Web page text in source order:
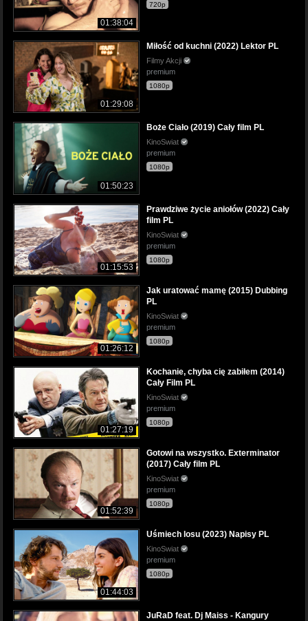
01:38:04
720p
01:29:08
Miłość od kuchni (2022) Lektor PL
Filmy Akcji
premium
1080p
01:50:23
Boże Ciało (2019) Cały film PL
KinoSwiat
premium
1080p
01:15:53
Prawdziwe życie aniołów (2022) Cały
film PL
KinoSwiat
premium
1080p
01:26:12
Jak uratować mamę (2015) Dubbing
PL
KinoSwiat
premium
1080p
01:27:19
Kochanie, chyba cię zabiłem (2014)
Cały Film PL
KinoSwiat
premium
1080p
01:52:39
Gotowi na wszystko. Exterminator
(2017) Cały film PL
KinoSwiat
premium
1080p
01:44:03
Uśmiech losu (2023) Napisy PL
KinoSwiat
premium
1080p
JuRaD feat. Dj Maiss - Kangury